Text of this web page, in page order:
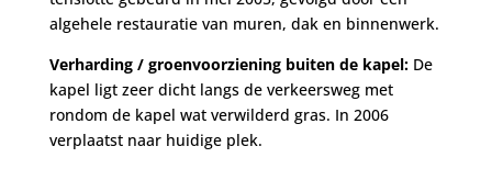
algehele restauratie van muren, dak en binnenwerk.
Verharding / groenvoorziening buiten de kapel: De
kapel ligt zeer dicht langs de verkeersweg met
rondom de kapel wat verwilderd gras. In 2006
verplaatst naar huidige plek.